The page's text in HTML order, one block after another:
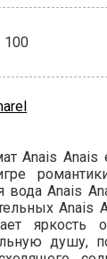
100
Anais Anais
вода Anais
Anais
яркость
душу,